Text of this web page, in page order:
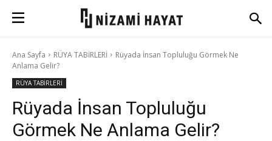
Ana Sayfa RÜYA TABİRLERİ
Rüyada İnsan Topluluğu Görmek Ne
Anlama Gelir?
RÜYA TABİRLERİ
Rüyada İnsan Topluluğu
Görmek Ne Anlama Gelir?